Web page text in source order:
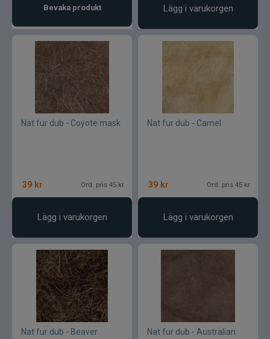
Bevaka produkt Lägg i varukorgen
Nat fur dub - Coyote mask
39 kr Ord. pris 45 kr
Lägg i varukorgen
Nat fur dub - Camel
39 kr Ord. pris 45 kr
Lägg i varukorgen
Nat fur dub - Beaver
Nat fur dub - Australian